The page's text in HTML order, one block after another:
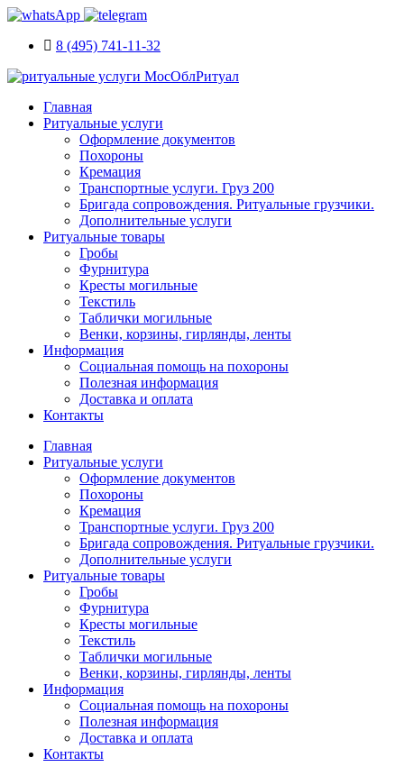
8 (495) 741-11-32
Главная
Ритуальные услуги
Оформление документов
Похороны
Кремация
Транспортные услуги. Груз 200
Бригада сопровождения. Ритуальные грузчики.
Дополнительные услуги
Ритуальные товары
Гробы
Фурнитура
Кресты могильные
Текстиль
Таблички могильные
Венки, корзины, гирлянды, ленты
Информация
Социальная помощь на похороны
Полезная информация
Доставка и оплата
Контакты
Главная
Ритуальные услуги
Оформление документов
Похороны
Кремация
Транспортные услуги. Груз 200
Бригада сопровождения. Ритуальные грузчики.
Дополнительные услуги
Ритуальные товары
Гробы
Фурнитура
Кресты могильные
Текстиль
Таблички могильные
Венки, корзины, гирлянды, ленты
Информация
Социальная помощь на похороны
Полезная информация
Доставка и оплата
Контакты